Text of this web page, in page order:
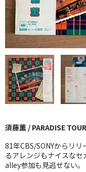
全商品
JAZZ-US
BLUE NOTE
JAZZ-EU
JAZZ-JP
J-POP
ROCK
須藤薫 / PARADISE
81年CBS/SONYからリ
るアレンジもナイスな
alley参加も見逃せない。